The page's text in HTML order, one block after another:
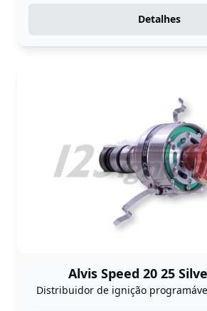
Detalhes
Alvis Speed 20 25
Distribuidor de ignição